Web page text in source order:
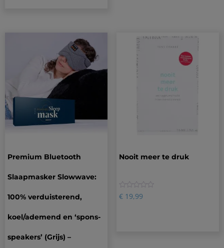
Premium Bluetooth
Slaapmasker Slowwave:
100% verduisterend,
koel/ademend en ‘spons-
speakers’ (Grijs) –
Nooit meer te druk
0
€19,99